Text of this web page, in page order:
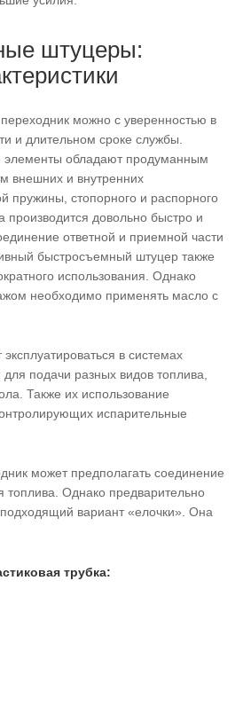
штуцеры:
можно с уверенностью в
и длительном сроке службы.
обладают продуманным
внешних и внутренних
пружины, стопорного и распорного
производится довольно быстро и
ответной и приемной части
быстросъемный штуцер также
использования. Однако
необходимо применять масло с
в системах
подачи разных видов топлива,
Также их использование
испарительные
может предполагать соединение
топлива. Однако предварительно
вариант «елочки». Она
трубка: